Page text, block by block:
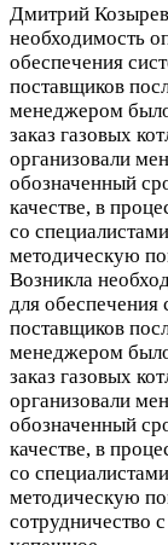
Дмитрий Козырев
необходимость
обеспечения
поставщиков
менеджером
заказ газовых
организовали
обозначенный
качестве, в
со
методическую
Возникла
для
поставщиков
менеджером
заказ газовых
организовали
обозначенный
качестве, в
со
методическую
сотрудничество